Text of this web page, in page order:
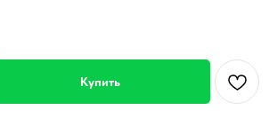
Купить